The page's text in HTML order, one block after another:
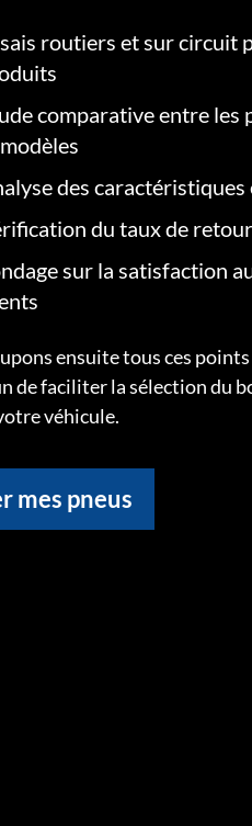
routiers et sur circuit
comparative entre les
des
du taux de
sur la satisfaction
ensuite tous ces points
de faciliter la sélection du
véhicule.
mes pneus